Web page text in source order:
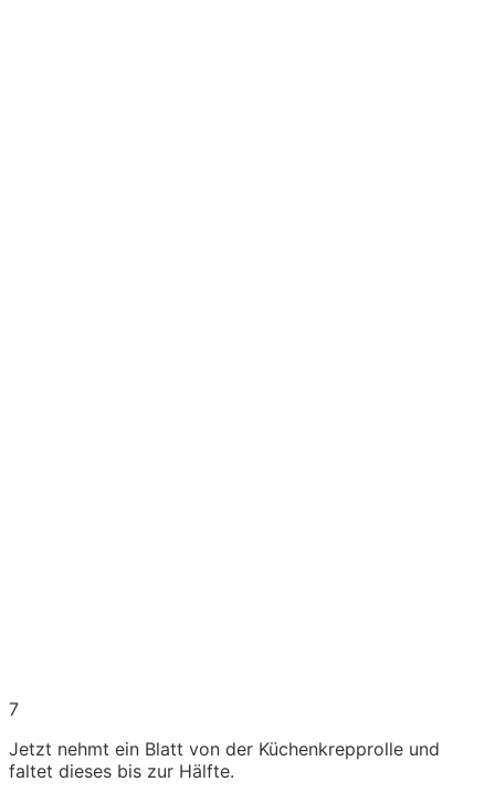
7
Jetzt nehmt ein Blatt von der Küchenkrepprolle und
faltet dieses bis zur Hälfte.